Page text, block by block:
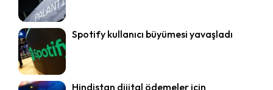
Spotify kullanıcı büyümesi yavaşladı
Hindistan dijital ödemeler için